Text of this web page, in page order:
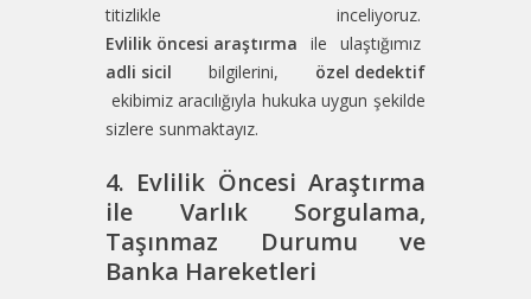
titizlikle inceliyoruz.
Evlilik öncesi araştırma ile ulaştığımız
adli sicil bilgilerini, özel dedektif
ekibimiz aracılığıyla hukuka uygun şekilde
sizlere sunmaktayız.
4. Evlilik Öncesi Araştırma
ile Varlık Sorgulama,
Taşınmaz Durumu ve
Banka Hareketleri